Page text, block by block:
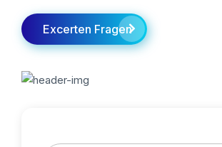
Excerten Fragen